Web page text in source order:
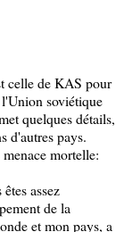
celle de KAS pour
soviétique
quelques détails,
d'autres pays.
mortelle:
assez
de la
et mon pays, a